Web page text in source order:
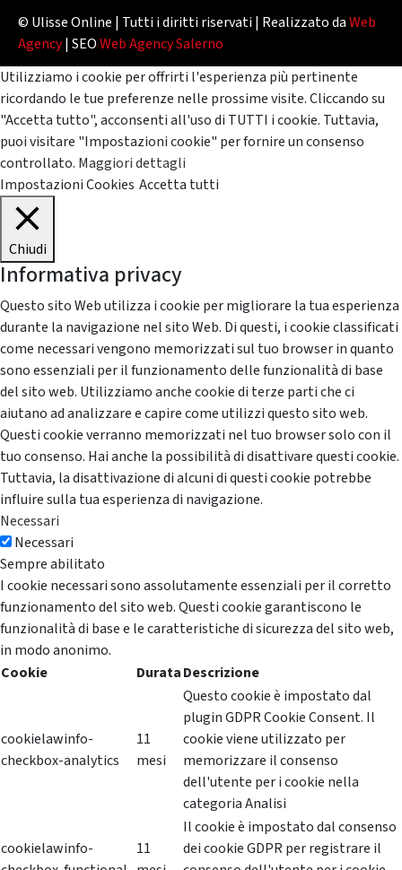
© Ulisse Online | Tutti i diritti riservati | Realizzato daWeb
Agency| SEOWeb Agency Salerno
Utilizziamo i cookie per offrirti l'esperienza più pertinente
ricordando le tue preferenze nelle prossime visite. Cliccando su
"Accetta tutto", acconsenti all'uso di TUTTI i cookie. Tuttavia,
puoi visitare "Impostazioni cookie" per fornire un consenso
controllato. Maggiori dettagli
Impostazioni Cookies Accetta tutti
Chiudi
Informativa privacy
Questo sito Web utilizza i cookie per migliorare la tua esperienza
durante la navigazione nel sito Web. Di questi, i cookie classificati
come necessari vengono memorizzati sul tuo browser in quanto
sono essenziali per il funzionamento delle funzionalità di base
del sito web. Utilizziamo anche cookie di terze parti che ci
aiutano ad analizzare e capire come utilizzi questo sito web.
Questi cookie verranno memorizzati nel tuo browser solo con il
tuo consenso. Hai anche la possibilità di disattivare questi cookie.
Tuttavia, la disattivazione di alcuni di questi cookie potrebbe
influire sulla tua esperienza di navigazione.
Necessari
Necessari
Sempre abilitato
I cookie necessari sono assolutamente essenziali per il corretto
funzionamento del sito web. Questi cookie garantiscono le
funzionalità di base e le caratteristiche di sicurezza del sito web,
in modo anonimo.
Cookie
DurataDescrizione
cookielawinfo-
checkbox-analytics
11
mesi
Questo cookie è impostato dal
plugin GDPR Cookie Consent. Il
cookie viene utilizzato per
memorizzare il consenso
dell'utente per i cookie nella
categoria Analisi
cookielawinfo-
11
Il cookie è impostato dal consenso
dei cookie GDPR per registrare il